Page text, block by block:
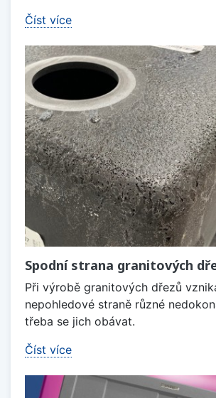
Číst více
Spodní strana granitových
Při výrobě granitových dřezů
nepohledové straně různé
třeba se jich obávat.
Číst více